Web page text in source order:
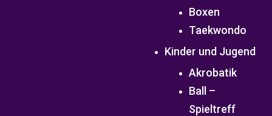
Boxen
Taekwondo
Kinder und Jugend
Akrobatik
Ball –
Spieltreff